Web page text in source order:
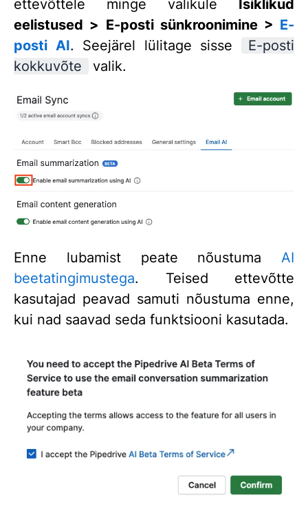
ettevõttele minge valikule Isiklikud
eelistused > E-posti sünkroonimine > E-
posti AI. Seejärel lülitage sisse
E-posti
kokkuvõte
valik.
Enne lubamist peate nõustuma AI
beetatingimustega. Teised ettevõtte
kasutajad peavad samuti nõustuma enne,
kui nad saavad seda funktsiooni kasutada.